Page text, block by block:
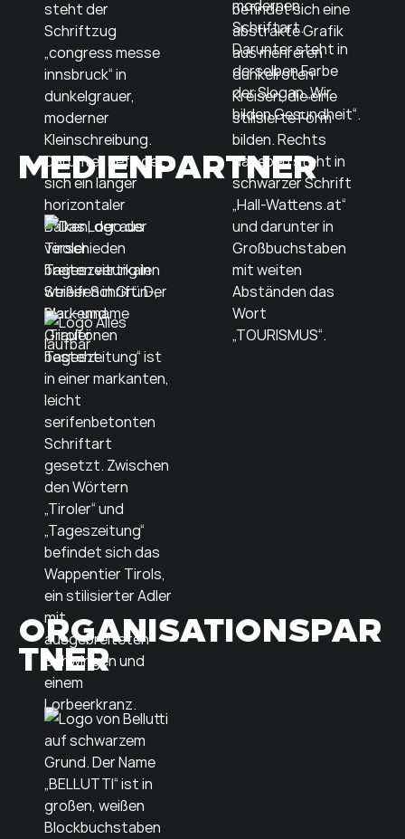
MEDIENPARTNER
ORGANISATIONSPAR
TNER